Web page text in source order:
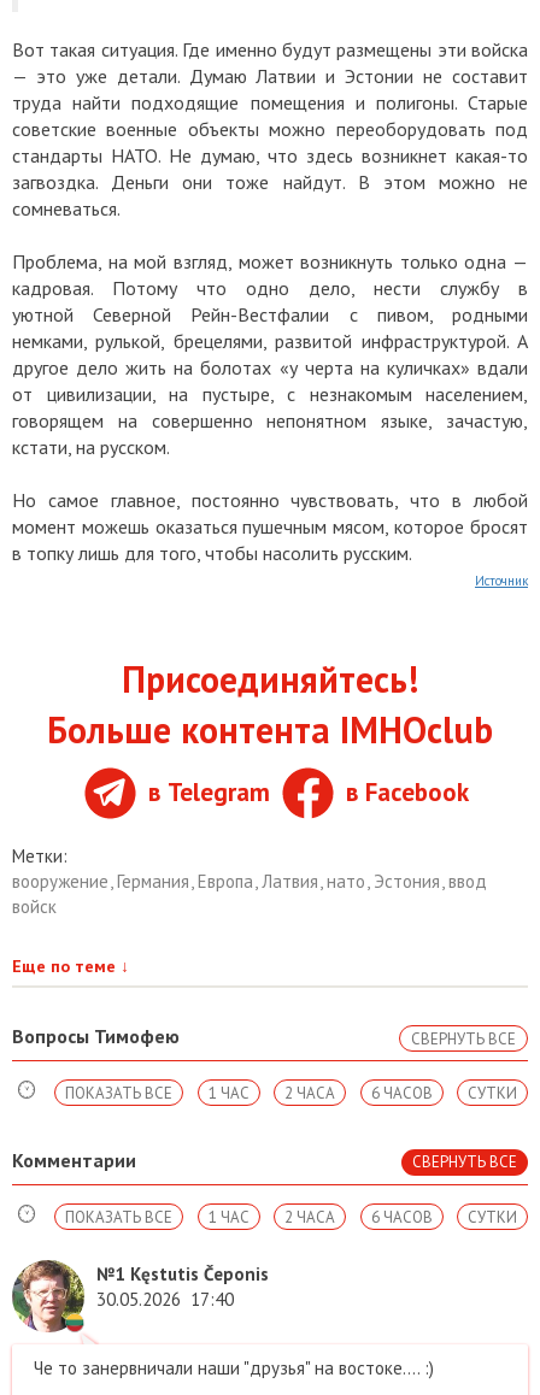
Вот такая ситуация. Где именно будут размещены эти войска
— это уже детали. Думаю Латвии и Эстонии не составит
труда найти подходящие помещения и полигоны. Старые
советские военные объекты можно переоборудовать под
стандарты НАТО. Не думаю, что здесь возникнет какая-то
загвоздка. Деньги они тоже найдут. В этом можно не
сомневаться.
Проблема, на мой взгляд, может возникнуть только одна —
кадровая. Потому что одно дело, нести службу в
уютной Северной Рейн-Вестфалии с пивом, родными
немками, рулькой, брецелями, развитой инфраструктурой. А
другое дело жить на болотах «у черта на куличках» вдали
от цивилизации, на пустыре, с незнакомым населением,
говорящем на совершенно непонятном языке, зачастую,
кстати, на русском.
Но самое главное, постоянно чувствовать, что в любой
момент можешь оказаться пушечным мясом, которое бросят
в топку лишь для того, чтобы насолить русским.
Источник
Присоединяйтесь!
Больше контента IMHOclub
в Telegram в Facebook
Метки:
вооружение Германия Европа Латвия нато Эстония ввод
войск
Еще по теме ↓
Вопросы Тимофею СВЕРНУТЬ ВСЕ
СУТКИ
6 ЧАСОВ
2 ЧАСА
1 ЧАС
ПОКАЗАТЬ ВСЕ
Комментарии СВЕРНУТЬ ВСЕ
СУТКИ
6 ЧАСОВ
2 ЧАСА
1 ЧАС
ПОКАЗАТЬ ВСЕ
№1 Kęstutis Čeponis
30.05.2026 17:40
Че то занервничали наши "друзья" на востоке.... :)